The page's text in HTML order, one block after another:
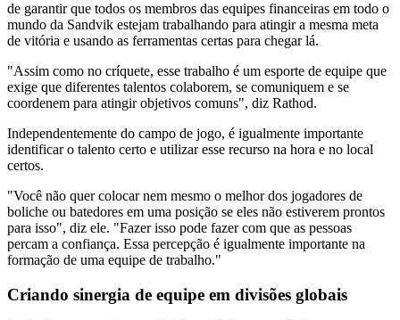
de garantir que todos os membros das equipes financeiras em todo o
mundo da Sandvik estejam trabalhando para atingir a mesma meta
de vitória e usando as ferramentas certas para chegar lá.
"Assim como no críquete, esse trabalho é um esporte de equipe que
exige que diferentes talentos colaborem, se comuniquem e se
coordenem para atingir objetivos comuns", diz Rathod.
Independentemente do campo de jogo, é igualmente importante
identificar o talento certo e utilizar esse recurso na hora e no local
certos.
"Você não quer colocar nem mesmo o melhor dos jogadores de
boliche ou batedores em uma posição se eles não estiverem prontos
para isso", diz ele. "Fazer isso pode fazer com que as pessoas
percam a confiança. Essa percepção é igualmente importante na
formação de uma equipe de trabalho."
Criando sinergia de equipe em divisões globais